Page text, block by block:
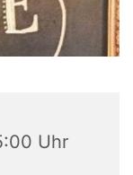
Uhr